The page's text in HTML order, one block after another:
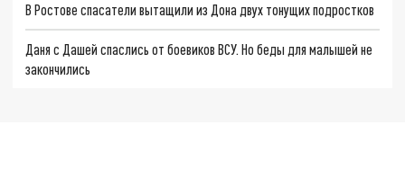
В Ростове спасатели вытащили из Дона двух тонущих подростков
Даня с Дашей спаслись от боевиков ВСУ. Но беды для малышей не
закончились